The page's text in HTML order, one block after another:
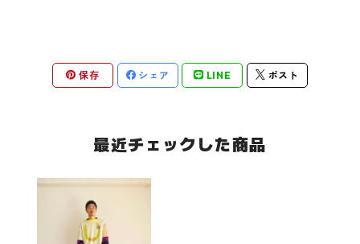
保存 シェア LINE ポスト
最近チェックした商品